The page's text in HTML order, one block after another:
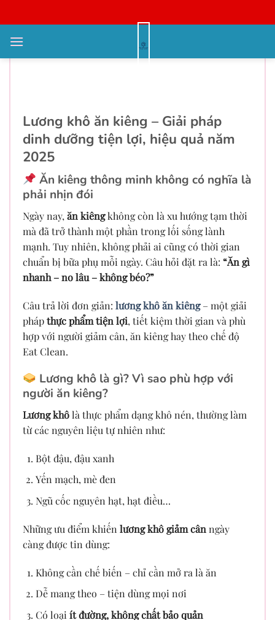
qua
nội
Lương khô ăn kiêng – Giải pháp
Lương khô ăn kiêng – Giải pháp
dinh dưỡng tiện lợi, hiệu quả năm
2025
Ăn kiêng thông minh không có nghĩa là
phải nhịn đói
Ngày nay, ăn kiêngkhông còn là xu hướng tạm thời
mà đã trở thành một phần trong lối sống lành
mạnh. Tuy nhiên, không phải ai cũng có thời gian
chuẩn bị bữa phụ mỗi ngày. Câu hỏi đặt ra là: “Ăn gì
nhanh – no lâu – không béo?”
Câu trả lời đơn giản: lương khô ăn kiêng– một giải
phápthực phẩm tiện lợi, tiết kiệm thời gian và phù
hợp với người giảm cân, ăn kiêng hay theo chế độ
Eat Clean.
Lương khô là gì? Vì sao phù hợp với
người ăn kiêng?
Lương khôlà thực phẩm dạng khô nén, thường làm
từ các nguyên liệu tự nhiên như:
Bột đậu, đậu xanh
Yến mạch, mè đen
Ngũ cốc nguyên hạt, hạt điều…
Những ưu điểm khiến lương khô giảm cân ngày
càng được tin dùng:
Không cần chế biến – chỉ cần mở ra là ăn
Dễ mang theo – tiện dùng mọi nơi
Có loại ít đường, không chất bảo quản